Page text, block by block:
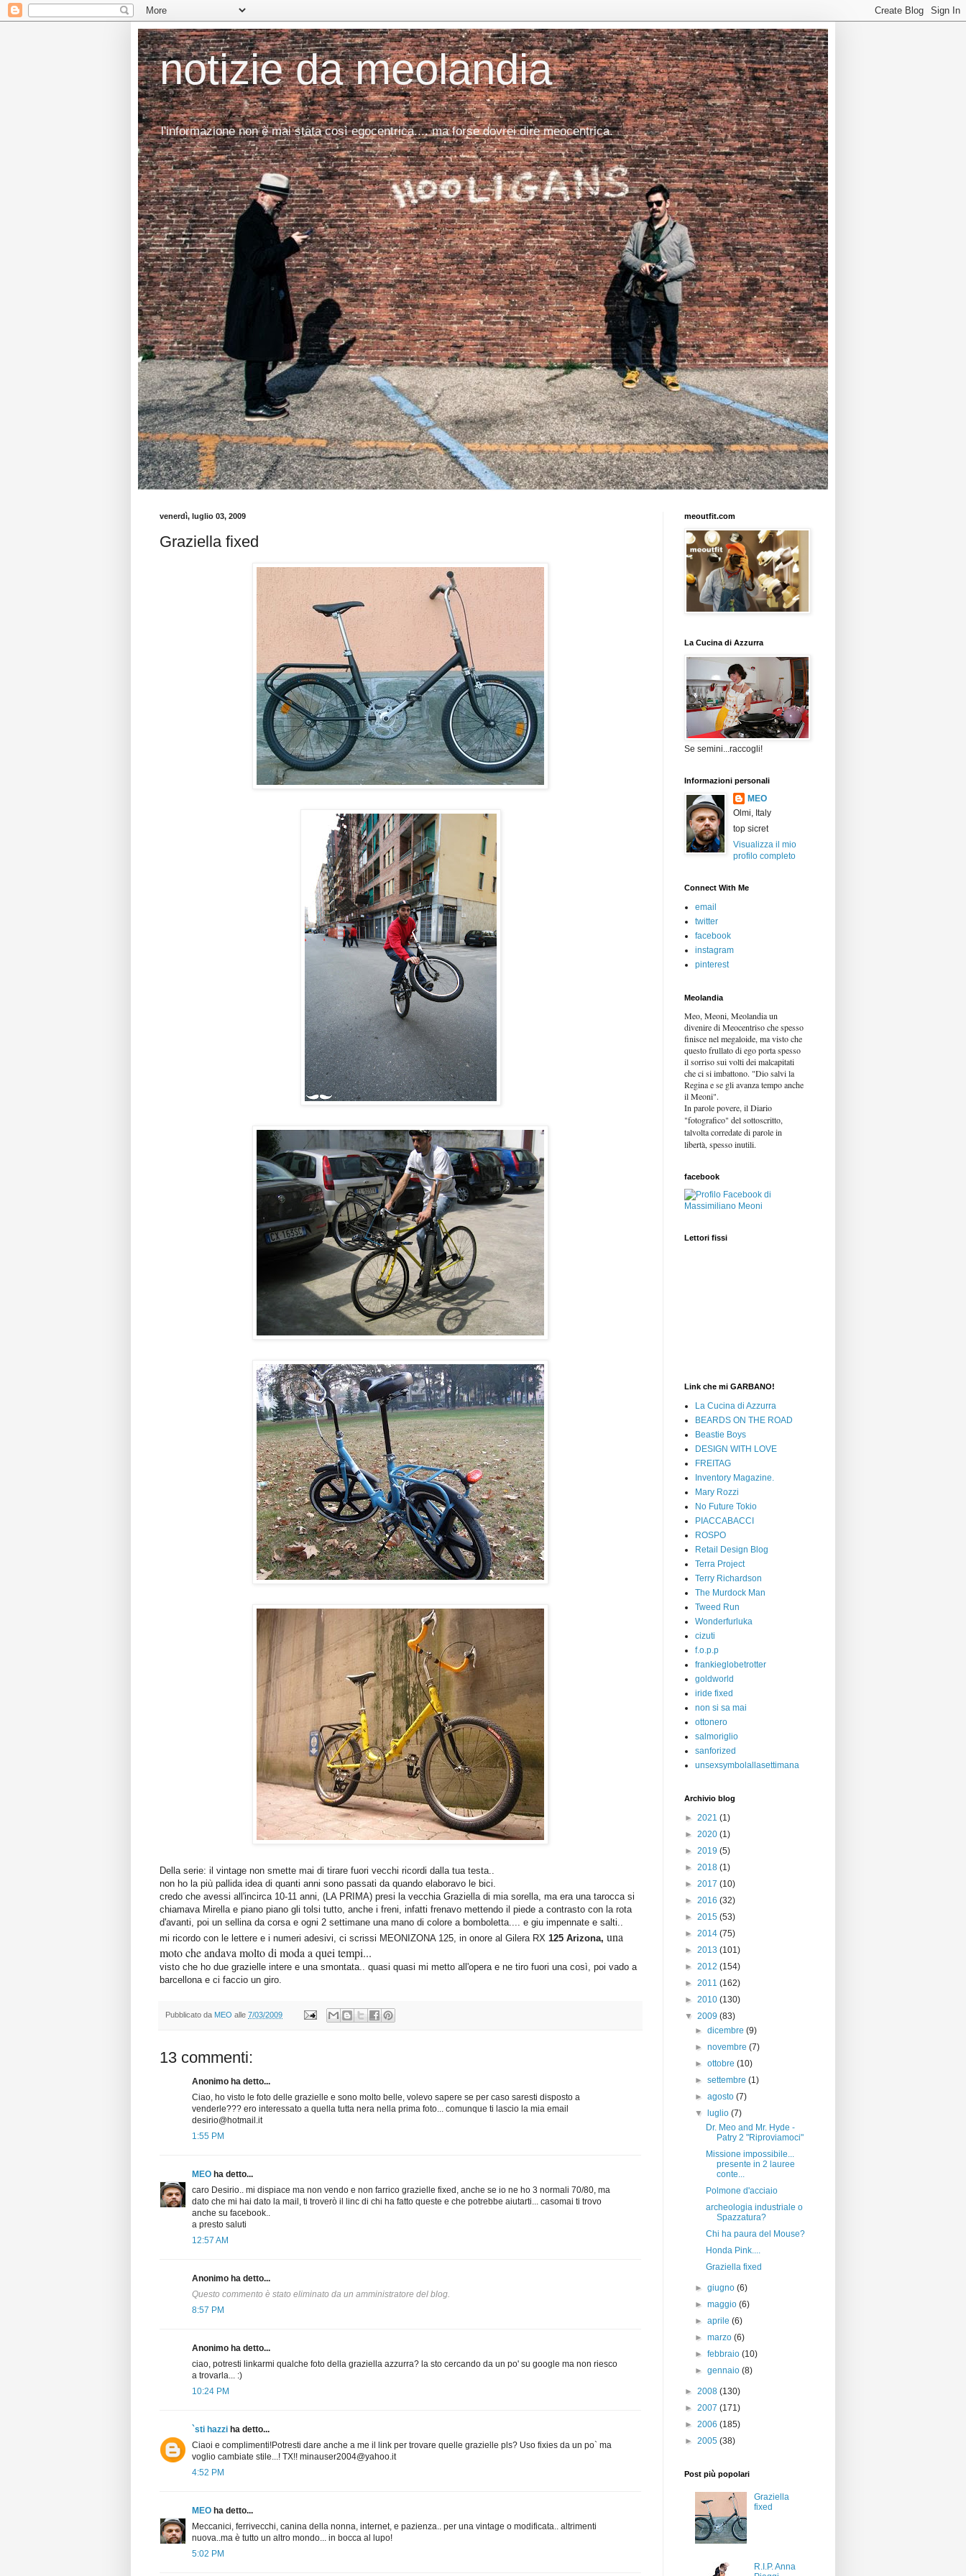
notizie da meolandia
l'informazione non è mai stata così egocentrica.... ma forse dovrei dire meocentrica.
venerdì, luglio 03, 2009
Graziella fixed
Della serie: il vintage non smette mai di tirare fuori vecchi ricordi dalla tua testa..
non ho la più pallida idea di quanti anni sono passati da quando elaboravo le bici.
credo che avessi all'incirca 10-11 anni, (LA PRIMA) presi la vecchia Graziella di mia sorella, ma era una tarocca si
chiamava Mirella e piano piano gli tolsi tutto, anche i freni, infatti frenavo mettendo il piede a contrasto con la rota
d'avanti, poi un sellina da corsa e ogni 2 settimane una mano di colore a bomboletta.... e giu impennate e salti..
mi ricordo con le lettere e i numeri adesivi, ci scrissi MEONIZONA 125, in onore al Gilera RX 125 Arizona, una
moto che andava molto di moda a quei tempi...
visto che ho due grazielle intere e una smontata.. quasi quasi mi metto all'opera e ne tiro fuori una così, poi vado a
barcellona e ci faccio un giro.
Pubblicato da MEO alle 7/03/2009
13 commenti:
Anonimo ha detto...
Ciao, ho visto le foto delle grazielle e sono molto belle, volevo sapere se per caso saresti disposto a
venderle??? ero interessato a quella tutta nera nella prima foto... comunque ti lascio la mia email
desirio@hotmail.it
1:55 PM
MEO ha detto...
caro Desirio.. mi dispiace ma non vendo e non farrico grazielle fixed, anche se io ne ho 3 normali 70/80, ma
dato che mi hai dato la mail, ti troverò il linc di chi ha fatto queste e che potrebbe aiutarti... casomai ti trovo
anche su facebook..
a presto saluti
12:57 AM
Anonimo ha detto...
Questo commento è stato eliminato da un amministratore del blog.
8:57 PM
Anonimo ha detto...
ciao, potresti linkarmi qualche foto della graziella azzurra? la sto cercando da un po' su google ma non riesco
a trovarla... :)
10:24 PM
`sti hazzi ha detto...
Ciaoi e complimenti!Potresti dare anche a me il link per trovare quelle grazielle pls? Uso fixies da un po` ma
voglio cambiate stile...! TX!! minauser2004@yahoo.it
4:52 PM
MEO ha detto...
Meccanici, ferrivecchi, canina della nonna, internet, e pazienza.. per una vintage o modificata.. altrimenti
nuova..ma è tutto un altro mondo... in bocca al lupo!
5:02 PM
meoutfit.com
La Cucina di Azzurra
Se semini...raccogli!
Informazioni personali
MEO
Olmi, Italy
top sicret
Visualizza il mio
profilo completo
Connect With Me
email
twitter
facebook
instagram
pinterest
Meolandia
Meo, Meoni, Meolandia un
divenire di Meocentriso che spesso
finisce nel megaloide, ma visto che
questo frullato di ego porta spesso
il sorriso sui volti dei malcapitati
che ci si imbattono. "Dio salvi la
Regina e se gli avanza tempo anche
il Meoni".
In parole povere, il Diario
"fotografico" del sottoscritto,
talvolta corredate di parole in
libertà, spesso inutili.
facebook
Lettori fissi
Link che mi GARBANO!
La Cucina di Azzurra
BEARDS ON THE ROAD
Beastie Boys
DESIGN WITH LOVE
FREITAG
Inventory Magazine.
Mary Rozzi
No Future Tokio
PIACCABACCI
ROSPO
Retail Design Blog
Terra Project
Terry Richardson
The Murdock Man
Tweed Run
Wonderfurluka
cizuti
f.o.p.p
frankieglobetrotter
goldworld
iride fixed
non si sa mai
ottonero
salmoriglio
sanforized
unsexsymbolallasettimana
Archivio blog
► 2021 (1)
► 2020 (1)
► 2019 (5)
► 2018 (1)
► 2017 (10)
► 2016 (32)
► 2015 (53)
► 2014 (75)
► 2013 (101)
► 2012 (154)
► 2011 (162)
► 2010 (130)
▼ 2009 (83)
►dicembre(9)
►novembre(7)
►ottobre(10)
►settembre(1)
►agosto(7)
▼
luglio(7)
Dr. Meo and Mr. Hyde -
Patry 2 "Riproviamoci"
Missione impossibile...
presente in 2 lauree
conte...
Polmone d'acciaio
archeologia industriale o
Spazzatura?
Chi ha paura del Mouse?
Honda Pink....
Graziella fixed
►giugno(6)
►maggio(6)
►aprile(6)
►marzo(6)
►febbraio(10)
►gennaio(8)
► 2008 (130)
► 2007 (171)
► 2006 (185)
► 2005 (38)
Post più popolari
Graziella
fixed
R.I.P. Anna